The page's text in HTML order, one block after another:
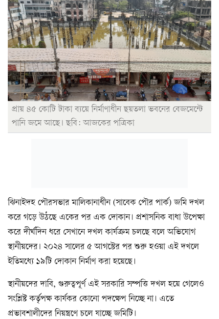
প্রায় ৪৫ কোটি টাকা ব্যয়ে নির্মাণাধীন ছয়তলা ভবনের বেজমেন্টে
পানি জমে আছে। ছবি: আজকের পত্রিকা
ঝিনাইদহ পৌরসভার মালিকানাধীন (সাবেক পৌর পার্ক) জমি দখল
করে গড়ে উঠছে একের পর এক দোকান। প্রশাসনিক বাধা উপেক্ষা
করে দীর্ঘদিন ধরে সেখানে দখল কার্যক্রম চলছে বলে অভিযোগ
স্থানীয়দের। ২০২৪ সালের ৫ আগস্টের পর শুরু হওয়া এই দখলে
ইতিমধ্যে ১৯টি দোকান নির্মাণ করা হয়েছে।
স্থানীয়দের দাবি, গুরুত্বপূর্ণ এই সরকারি সম্পত্তি দখল হয়ে গেলেও
সংশ্লিষ্ট কর্তৃপক্ষ কার্যকর কোনো পদক্ষেপ নিচ্ছে না। এতে
প্রভাবশালীদের নিয়ন্ত্রণে চলে যাচ্ছে জমিটি।